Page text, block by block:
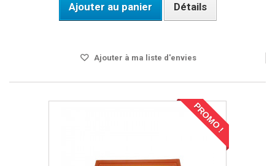
Ajouter au panier Détails
Ajouter à ma liste d'envies
PROMO !